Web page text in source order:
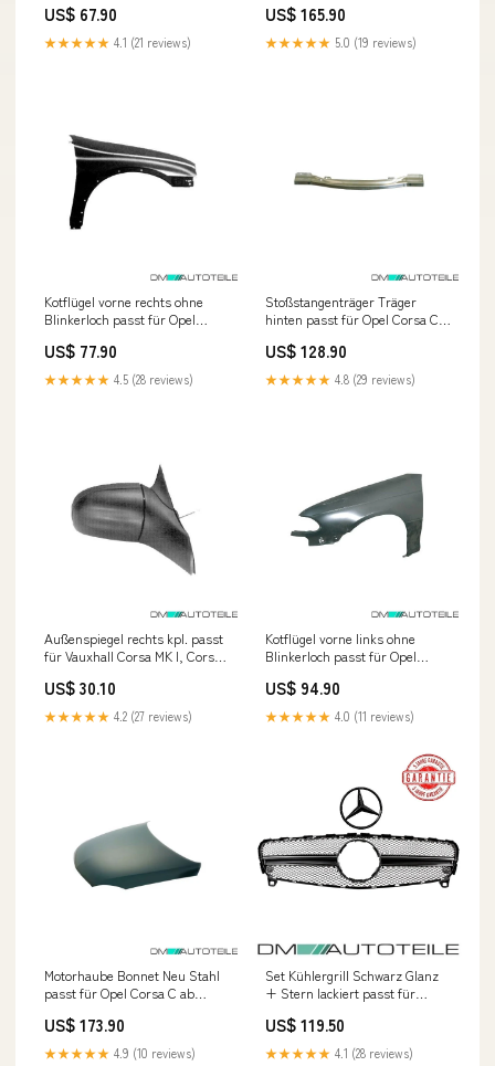
BMW 3er Reihe E30 316i/ 318i
ab 88
US$ 67.90
★★★★★ 4.1 (21 reviews)
Felgen
US$ 165.90
★★★★★ 5.0 (19 reviews)
Kotflügel vorne rechts ohne
Blinkerloch passt für Opel
(1Z)
US$ 77.90
★★★★★ 4.5 (28 reviews)
Stoßstangenträger Träger
hinten passt für Opel Corsa C,
Vectra C OPC Limousine
US$ 128.90
★★★★★ 4.8 (29 reviews)
Außenspiegel rechts kpl. passt
für Vauxhall Corsa MK I, Corsa
US$ 30.10
★★★★★ 4.2 (27 reviews)
Kotflügel vorne links ohne
Blinkerloch passt für Opel
Mitsubishi Lancer Evolution X
US$ 94.90
★★★★★ 4.0 (11 reviews)
Motorhaube Bonnet Neu Stahl
passt für Opel Corsa C ab
3Punkt
US$ 173.90
★★★★★ 4.9 (10 reviews)
Set Kühlergrill Schwarz Glanz
+ Stern lackiert passt für
AMG A45 Mopf Bj 15-17 Audi
RS3 (8V)
US$ 119.50
★★★★★ 4.1 (28 reviews)